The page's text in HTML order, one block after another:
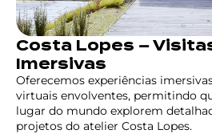
Costa Lopes –
Imersivas
Oferecemos experiências
virtuais envolventes, permitindo
lugar do mundo explorem
projetos do atelier Costa Lopes.